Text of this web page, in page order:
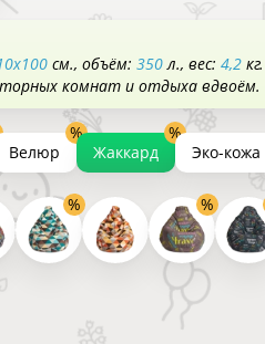
см. объём: 350л. вес: 4,2 кг.
комнат и отдыха вдвоём.
Велюр Жаккард Эко-кожа